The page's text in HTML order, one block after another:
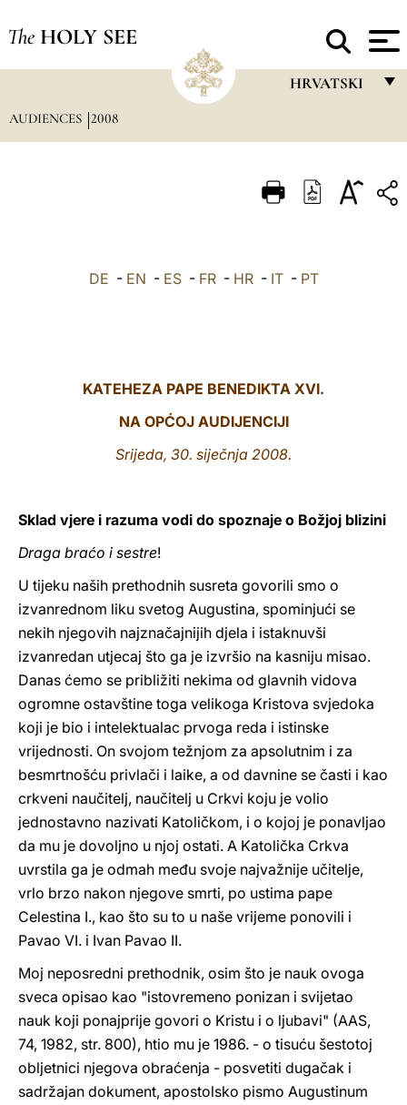
The HOLY SEE
HRVATSKI
ITALIANO
AUDIENCES 2008
DE - EN - ES- FR- HR- IT- PT
KATEHEZA PAPE BENEDIKTA XVI.
NA OPĆOJ AUDIJENCIJI
Srijeda, 30. siječnja 2008.
Sklad vjere i razuma vodi do spoznaje o Božjoj blizini
Draga braćo i sestre!
U tijeku naših prethodnih susreta govorili smo o
izvanrednom liku svetog Augustina, spominjući se
nekih njegovih najznačajnijih djela i istaknuvši
izvanredan utjecaj što ga je izvršio na kasniju misao.
Danas ćemo se približiti nekima od glavnih vidova
ogromne ostavštine toga velikoga Kristova svjedoka
koji je bio i intelektualac prvoga reda i istinske
vrijednosti. On svojom težnjom za apsolutnim i za
besmrtnošću privlači i laike, a od davnine se časti i kao
crkveni naučitelj, naučitelj u Crkvi koju je volio
jednostavno nazivati Katoličkom, i o kojoj je ponavljao
da mu je dovoljno u njoj ostati. A Katolička Crkva
uvrstila ga je odmah među svoje najvažnije učitelje,
vrlo brzo nakon njegove smrti, po ustima pape
Celestina I., kao što su to u naše vrijeme ponovili i
Pavao VI. i Ivan Pavao II.
Moj neposredni prethodnik, osim što je nauk ovoga
sveca opisao kao "istovremeno ponizan i svijetao
nauk koji ponajprije govori o Kristu i o ljubavi" (AAS,
74, 1982, str. 800), htio mu je 1986. - o tisuću šestotoj
obljetnici njegova obraćenja - posvetiti dugačak i
sadržajan dokument, apostolsko pismo Augustinum